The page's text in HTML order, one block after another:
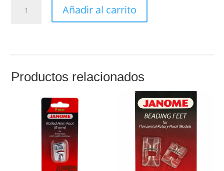
perlas
Añadir al carrito
Productos relacionados